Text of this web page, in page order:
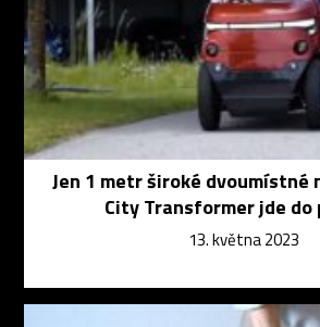
Jen 1 metr široké dvoumístné
City Transformer jde do
13. května 2023